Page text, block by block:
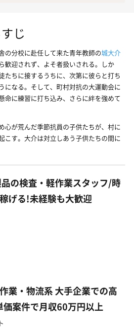
じ
の分校に赴任して来た青年教師の城大介
歓迎されず、よそ者扱いされる。しか
たちに接するうちに、次第に彼らと打ち
になる。そして、町村対抗の大運動会に
命に練習に打ち込み、さらに絆を強めて
心が荒んだ季節抗員の子供たちが、村に
こす。大介は対立しあう子供たちの間に
の検査・軽作業スタッフ/時
げる!未経験も大歓迎
業・物流系 大手企業での高
案件で月収60万円以上